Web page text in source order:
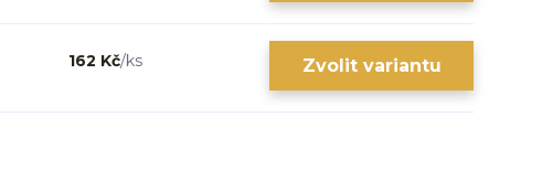
162 Kč/ks Zvolit variantu